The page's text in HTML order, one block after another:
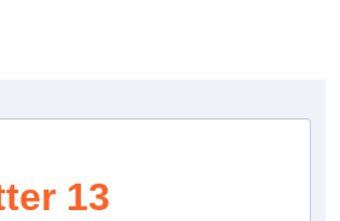
13